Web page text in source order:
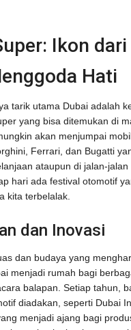
Ikon dari
Hati
tarik utama Dubai adalah
yang bisa ditemukan di
akan menjumpai
Ferrari, dan Bugatti
ataupun di jalan-jalan
hari ada festival otomotif
kita terbelalak.
dan Inovasi
dan budaya yang
menjadi rumah bagi
balapan. Setiap tahun,
diadakan, seperti Dubai
menjadi ajang bagi